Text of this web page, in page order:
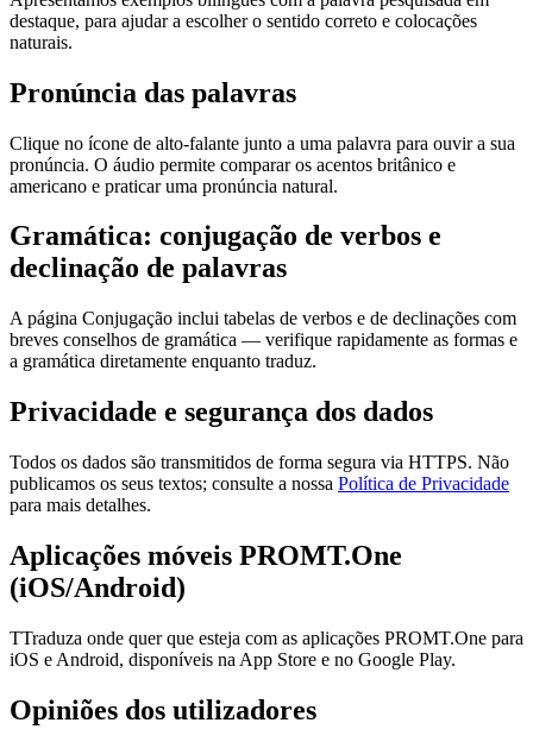
destaque, para ajudar a escolher o sentido correto e colocações
naturais.
Pronúncia das palavras
Clique no ícone de alto-falante junto a uma palavra para ouvir a sua
pronúncia. O áudio permite comparar os acentos britânico e
americano e praticar uma pronúncia natural.
Gramática: conjugação de verbos e
declinação de palavras
A página Conjugação inclui tabelas de verbos e de declinações com
breves conselhos de gramática — verifique rapidamente as formas e
a gramática diretamente enquanto traduz.
Privacidade e segurança dos dados
Todos os dados são transmitidos de forma segura via HTTPS. Não
publicamos os seus textos; consulte a nossa Política de Privacidade
para mais detalhes.
Aplicações móveis PROMT.One
(iOS/Android)
TTraduza onde quer que esteja com as aplicações PROMT.One para
iOS e Android, disponíveis na App Store e no Google Play.
Opiniões dos utilizadores